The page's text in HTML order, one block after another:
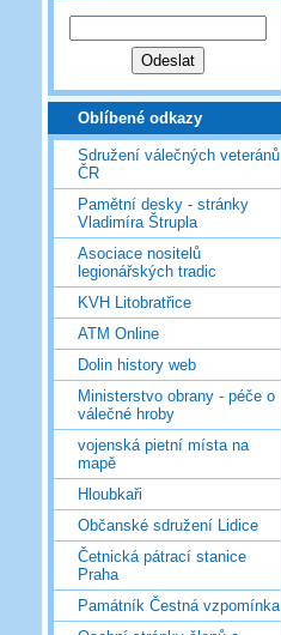
Oblíbené odkazy
Sdružení válečných veteránů
ČR
Pamětní desky - stránky
Vladimíra Štrupla
Asociace nositelů
legionářských tradic
KVH Litobratřice
ATM Online
Dolin history web
Ministerstvo obrany - péče o
válečné hroby
vojenská pietní místa na
mapě
Hloubkaři
Občanské sdružení Lidice
Četnická pátrací stanice
Praha
Památník Čestná vzpomínka